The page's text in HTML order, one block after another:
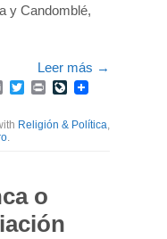
y Candomblé,
Leer más →
EmailTwitterPrintLiveJournal
Religión & Política,
.
o